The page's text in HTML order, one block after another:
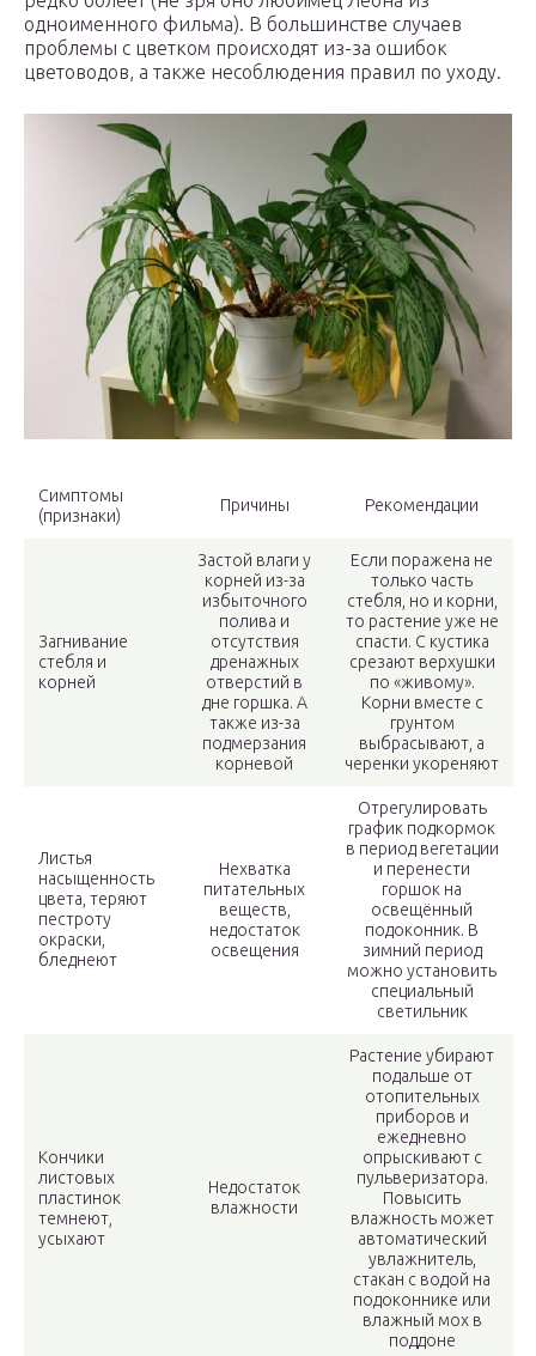
одноименного фильма). В большинстве случаев
проблемы с цветком происходят из-за ошибок
цветоводов, а также несоблюдения правил по уходу.
Симптомы
(признаки)
Причины Рекомендации
Загнивание
стебля и
корней
Застой влаги у
корней из-за
избыточного
полива и
отсутствия
дренажных
отверстий в
дне горшка. А
также из-за
подмерзания
корневой
Если поражена не
только часть
стебля, но и корни,
то растение уже не
спасти. С кустика
срезают верхушки
по «живому».
Корни вместе с
грунтом
выбрасывают, а
черенки укореняют
Листья
насыщенность
цвета, теряют
пестроту
окраски,
бледнеют
Нехватка
питательных
веществ,
недостаток
освещения
Отрегулировать
график подкормок
в период вегетации
и перенести
горшок на
освещённый
подоконник. В
зимний период
можно установить
специальный
светильник
Кончики
листовых
пластинок
темнеют,
усыхают
Недостаток
влажности
Растение убирают
подальше от
отопительных
приборов и
ежедневно
опрыскивают с
пульверизатора.
Повысить
влажность может
автоматический
увлажнитель,
стакан с водой на
подоконнике или
влажный мох в
поддоне